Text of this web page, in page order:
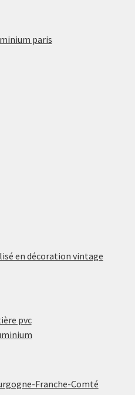
paris
en décoration vintage
pvc
Franche-Comté